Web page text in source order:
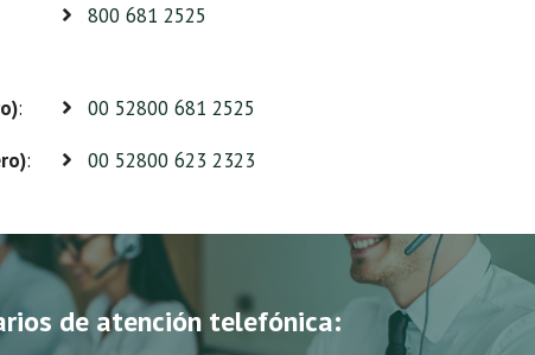
800 681 2525
:
00 52800 681 2525
: 00 52800 623 2323
de atención telefónica: